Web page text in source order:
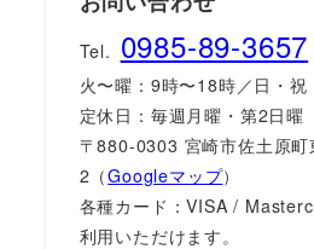
Tel. 0985-89-3657
火〜曜：9時〜18時／日・
定休日：毎週月曜・第2日曜
〒880-0303 宮崎市佐土原
2（Googleマップ）
各種カード：VISA /
利用いただけます。